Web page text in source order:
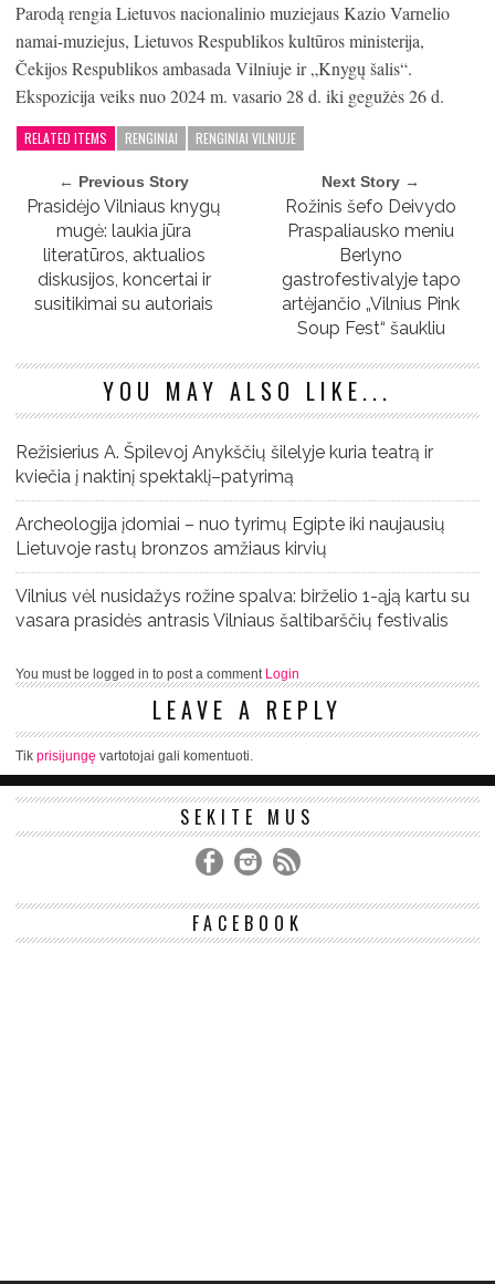
Parodą rengia Lietuvos nacionalinio muziejaus Kazio Varnelio
namai-muziejus, Lietuvos Respublikos kultūros ministerija,
Čekijos Respublikos ambasada Vilniuje ir „Knygų šalis“.
Ekspozicija veiks nuo 2024 m. vasario 28 d. iki gegužės 26 d.
RELATED ITEMS RENGINIAI RENGINIAI VILNIUJE
← Previous Story
Prasidėjo Vilniaus knygų
mugė: laukia jūra
literatūros, aktualios
diskusijos, koncertai ir
susitikimai su autoriais
Next Story →
Rožinis šefo Deivydo
Praspaliausko meniu
Berlyno
gastrofestivalyje tapo
artėjančio „Vilnius Pink
Soup Fest“ šaukliu
YOU MAY ALSO LIKE...
Režisierius A. Špilevoj Anykščių šilelyje kuria teatrą ir
kviečia į naktinį spektaklį–patyrimą
Archeologija įdomiai – nuo tyrimų Egipte iki naujausių
Lietuvoje rastų bronzos amžiaus kirvių
Vilnius vėl nusidažys rožine spalva: birželio 1-ąją kartu su
vasara prasidės antrasis Vilniaus šaltibarščių festivalis
You must be logged in to post a comment Login
LEAVE A REPLY
Tik prisijungę vartotojai gali komentuoti.
SEKITE MUS
FACEBOOK